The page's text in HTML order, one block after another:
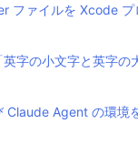
ファイルを Xcode
字の小文字と英字の
Agent の環境